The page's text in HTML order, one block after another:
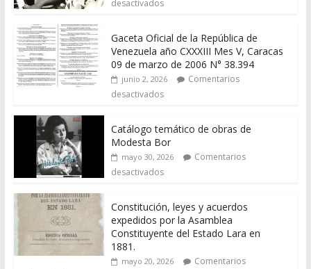
desactivados
Gaceta Oficial de la República de
Venezuela año CXXXIII Mes V, Caracas
09 de marzo de 2006 N° 38.394
junio 2, 2026
Comentarios
desactivados
Catálogo temático de obras de
Modesta Bor
mayo 30, 2026
Comentarios
desactivados
Constitución, leyes y acuerdos
expedidos por la Asamblea
Constituyente del Estado Lara en
1881.
mayo 20, 2026
Comentarios